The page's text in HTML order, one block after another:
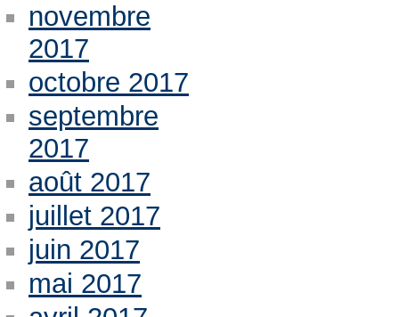
novembre
2017
octobre 2017
septembre
2017
août 2017
juillet 2017
juin 2017
mai 2017